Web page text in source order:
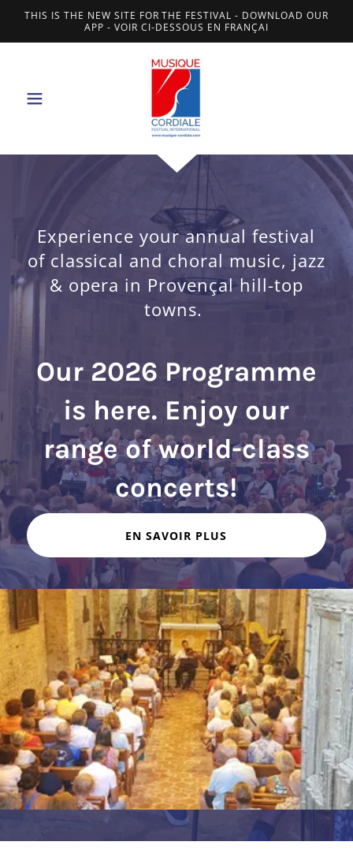
THIS IS THE NEW SITE FOR THE FESTIVAL - DOWNLOAD OUR
APP - VOIR CI-DESSOUS EN FRANÇAI
Experience your annual festival
of classical and choral music, jazz
& opera in Provençal hill-top
towns.
Our 2026 Programme
is here. Enjoy our
range of world-class
concerts!
EN SAVOIR PLUS